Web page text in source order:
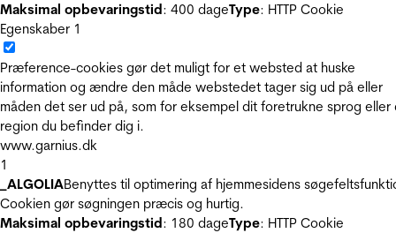
Maksimal opbevaringstid: 400 dageType: HTTP Cookie
Egenskaber 1
Præference-cookies gør det muligt for et websted at huske
information og ændre den måde webstedet tager sig ud på eller
måden det ser ud på, som for eksempel dit foretrukne sprog eller
region du befinder dig i.
www.garnius.dk
1
_ALGOLIABenyttes til optimering af hjemmesidens
Cookien gør søgningen præcis og hurtig.
Maksimal opbevaringstid: 180 dageType: HTTP Cookie